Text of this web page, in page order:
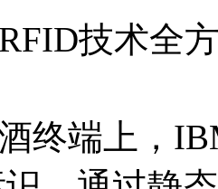
技术全
终端上，